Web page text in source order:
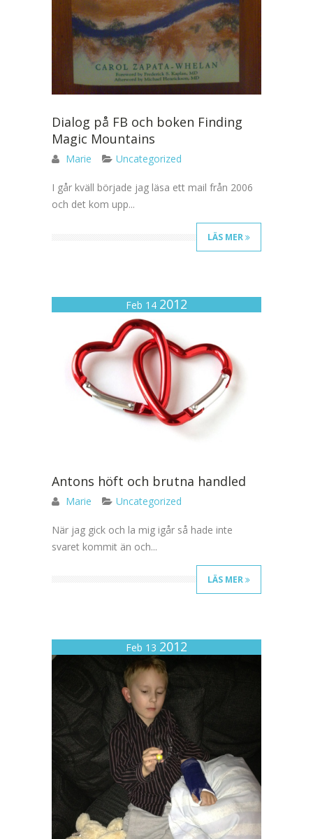
Dialog på FB och boken Finding
Magic Mountains
Marie Uncategorized
I går kväll började jag läsa ett mail från 2006
och det kom upp...
LÄS MER
Feb 14 2012
Antons höft och brutna handled
Marie Uncategorized
När jag gick och la mig igår så hade inte
svaret kommit än och...
LÄS MER
Feb 13 2012